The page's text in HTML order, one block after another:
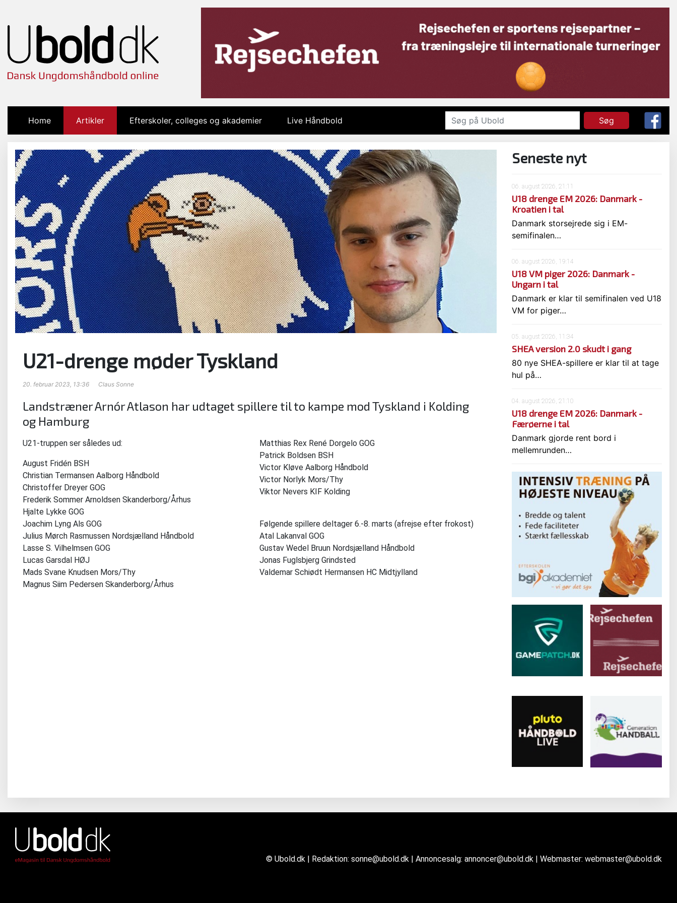
Home (current)Artikler Efterskoler, colleges og akademier Live Håndbold Søg
U21-drenge møder Tyskland
20. februar 2023, 13:36 Claus Sonne
Landstræner Arnór Atlason har udtaget spillere til to kampe mod Tyskland i Kolding
og Hamburg
U21-truppen ser således ud:
August Fridén BSH
Christian Termansen Aalborg Håndbold
Christoffer Dreyer GOG
Frederik Sommer Arnoldsen Skanderborg/Århus
Hjalte Lykke GOG
Joachim Lyng Als GOG
Julius Mørch Rasmussen Nordsjælland Håndbold
Lasse S. Vilhelmsen GOG
Lucas Garsdal HØJ
Mads Svane Knudsen Mors/Thy
Magnus Siim Pedersen Skanderborg/Århus
Matthias Rex René Dorgelo GOG
Patrick Boldsen BSH
Victor Kløve Aalborg Håndbold
Victor Norlyk Mors/Thy
Viktor Nevers KIF Kolding
Følgende spillere deltager 6.-8. marts (afrejse efter frokost)
Atal Lakanval GOG
Gustav Wedel Bruun Nordsjælland Håndbold
Jonas Fuglsbjerg Grindsted
Valdemar Schiødt Hermansen HC Midtjylland
Seneste nyt
06. august 2026, 21:11
U18 drenge EM 2026: Danmark -
Kroatien i tal
Danmark storsejrede sig i EM-
semifinalen…
06. august 2026, 19:14
U18 VM piger 2026: Danmark -
Ungarn i tal
Danmark er klar til semifinalen ved U18
VM for piger…
05. august 2026, 11:34
SHEA version 2.0 skudt i gang
80 nye SHEA-spillere er klar til at tage
hul på…
04. august 2026, 21:10
U18 drenge EM 2026: Danmark -
Færøerne i tal
Danmark gjorde rent bord i
mellemrunden…
© Ubold.dk | Redaktion: sonne@ubold.dk | Annoncesalg: annoncer@ubold.dk | Webmaster: webmaster@ubold.dk